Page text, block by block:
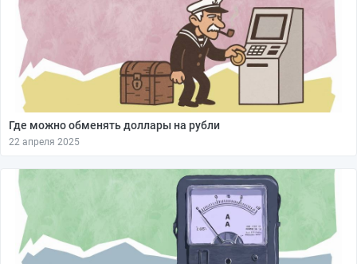
Где можно обменять доллары на рубли
22 апреля 2025